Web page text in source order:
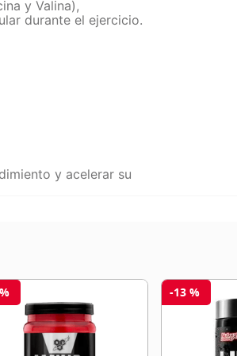
y Valina),
durante el ejercicio.
y acelerar su
-13 %